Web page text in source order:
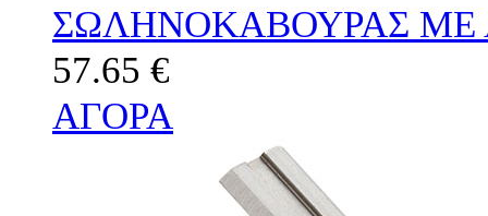
ΣΩΛΗΝΟΚΑΒΟΥΡΑΣ ΜΕ
57.65 €
ΑΓΟΡΑ